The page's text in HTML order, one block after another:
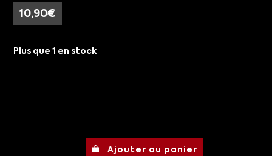
10,90€
Plus que 1 en stock
Ajouter au panier